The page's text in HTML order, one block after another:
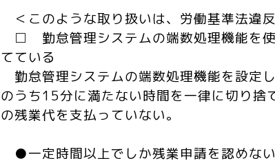
＜このような取り扱いは、労働基準法違
□ 勤怠管理システムの端数処理機能を使
てている
勤怠管理システムの端数処理機能を設定
のうち15分に満たない時間を一律に切り捨
の残業代を支払っていない。
●一定時間以上でしか残業申請を認めない